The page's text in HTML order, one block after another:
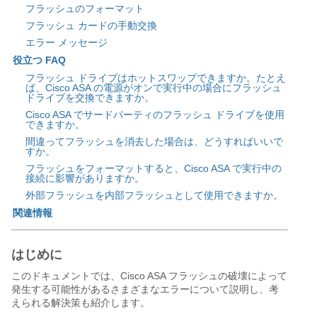
フラッシュのフォーマット
フラッシュ カードの手動交換
エラー メッセージ
役立つ FAQ
フラッシュ ドライブはホットスワップできますか。たとえ
ば、Cisco ASA の電源がオンで実行中の場合にフラッシュ
ドライブを交換できますか。
Cisco ASA でサードパーティのフラッシュ ドライブを使用
できますか。
間違ってフラッシュを消去した場合は、どうすればいいで
すか。
フラッシュをフォーマットすると、Cisco ASA で実行中の
接続に影響がありますか。
外部フラッシュを内部フラッシュとして使用できますか。
関連情報
はじめに
このドキュメントでは、Cisco ASA フラッシュの破壊によって
発生する可能性があるさまざまなエラーについて説明し、考
えられる解決策も紹介します。